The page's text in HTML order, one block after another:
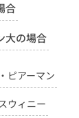
合
大の場合
ピアーマン
ウィニー